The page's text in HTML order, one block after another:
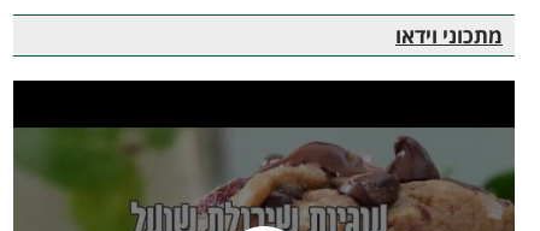
מתכוני וידאו